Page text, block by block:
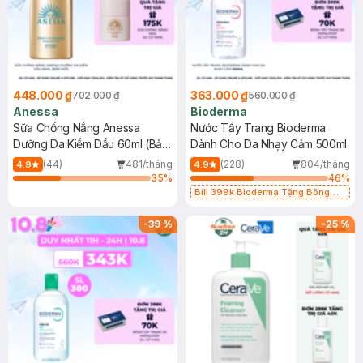
448.000 ₫702.000 ₫
Anessa
Sữa Chống Nắng Anessa
Dưỡng Da Kiềm Dầu 60ml (Bản
Mới)
4.9 (44)
481/tháng
35%
363.000 ₫560.000 ₫
Bioderma
Nước Tẩy Trang Bioderma
Dành Cho Da Nhạy Cảm 500ml
4.9 (228)
804/tháng
46%
Bill 399k Bioderma Tặng Bông
-39% -25 %